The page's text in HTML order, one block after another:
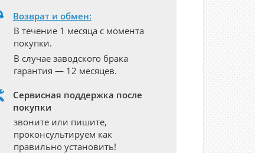
Возврат и обмен:
В течение 1 месяца с момента
покупки.
В случае заводского брака
гарантия — 12 месяцев.
Сервисная поддержка после
покупки
звоните или пишите,
проконсультируем как
правильно установить!